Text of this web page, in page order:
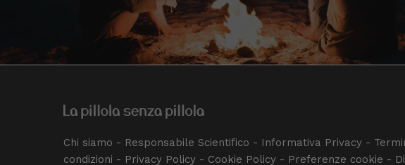
Chi siamo - Responsabile Scientifico - Informativa Privacy -
condizioni - Privacy Policy - Cookie Policy - Preferenze cookie -